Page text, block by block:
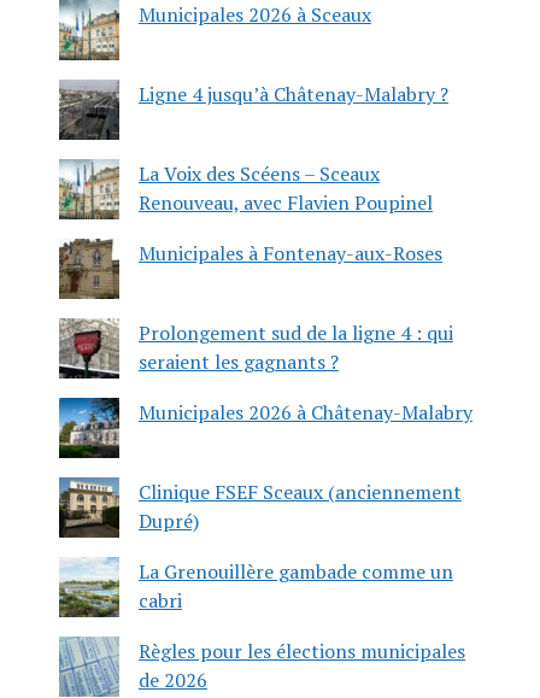
Municipales 2026 à Sceaux
Ligne 4 jusqu’à Châtenay-Malabry ?
La Voix des Scéens – Sceaux
Renouveau, avec Flavien Poupinel
Municipales à Fontenay-aux-Roses
Prolongement sud de la ligne 4 : qui
seraient les gagnants ?
Municipales 2026 à Châtenay-Malabry
Clinique FSEF Sceaux (anciennement
Dupré)
La Grenouillère gambade comme un
cabri
Règles pour les élections municipales
de 2026